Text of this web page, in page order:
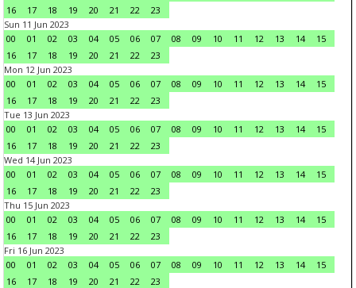
16
17 18 19 20 21 22
23
Sun 11 Jun 2023
00
01 02 03 04 05 06 07 08 09 10 11 12 13 14
15
16
17 18 19 20 21 22
23
Mon 12 Jun 2023
00
01 02 03 04 05 06 07 08 09 10 11 12 13 14
15
16
17 18 19 20 21 22
23
Tue 13 Jun 2023
00
01 02 03 04 05 06 07 08 09 10 11 12 13 14
15
16
17 18 19 20 21 22
23
Wed 14 Jun 2023
00
01 02 03 04 05 06 07 08 09 10 11 12 13 14
15
16
17 18 19 20 21 22
23
Thu 15 Jun 2023
00
01 02 03 04 05 06 07 08 09 10 11 12 13 14
15
16
17 18 19 20 21 22
23
Fri 16 Jun 2023
00
01 02 03 04 05 06 07 08 09 10 11 12 13 14
15
16
17 18 19 20 21 22
23